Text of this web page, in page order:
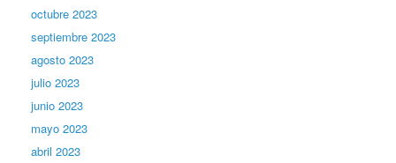
octubre 2023
septiembre 2023
agosto 2023
julio 2023
junio 2023
mayo 2023
abril 2023